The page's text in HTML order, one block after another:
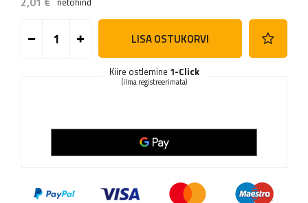
LISA OSTUKORVI
Kiire ostlemine 1-Click
(ilma registreerimata)